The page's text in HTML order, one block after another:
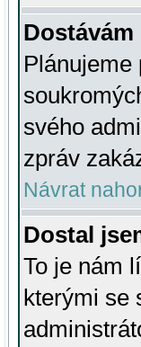
Plánujeme
svého
zpráv
Návrat
Dostal
To je nám
kterými se